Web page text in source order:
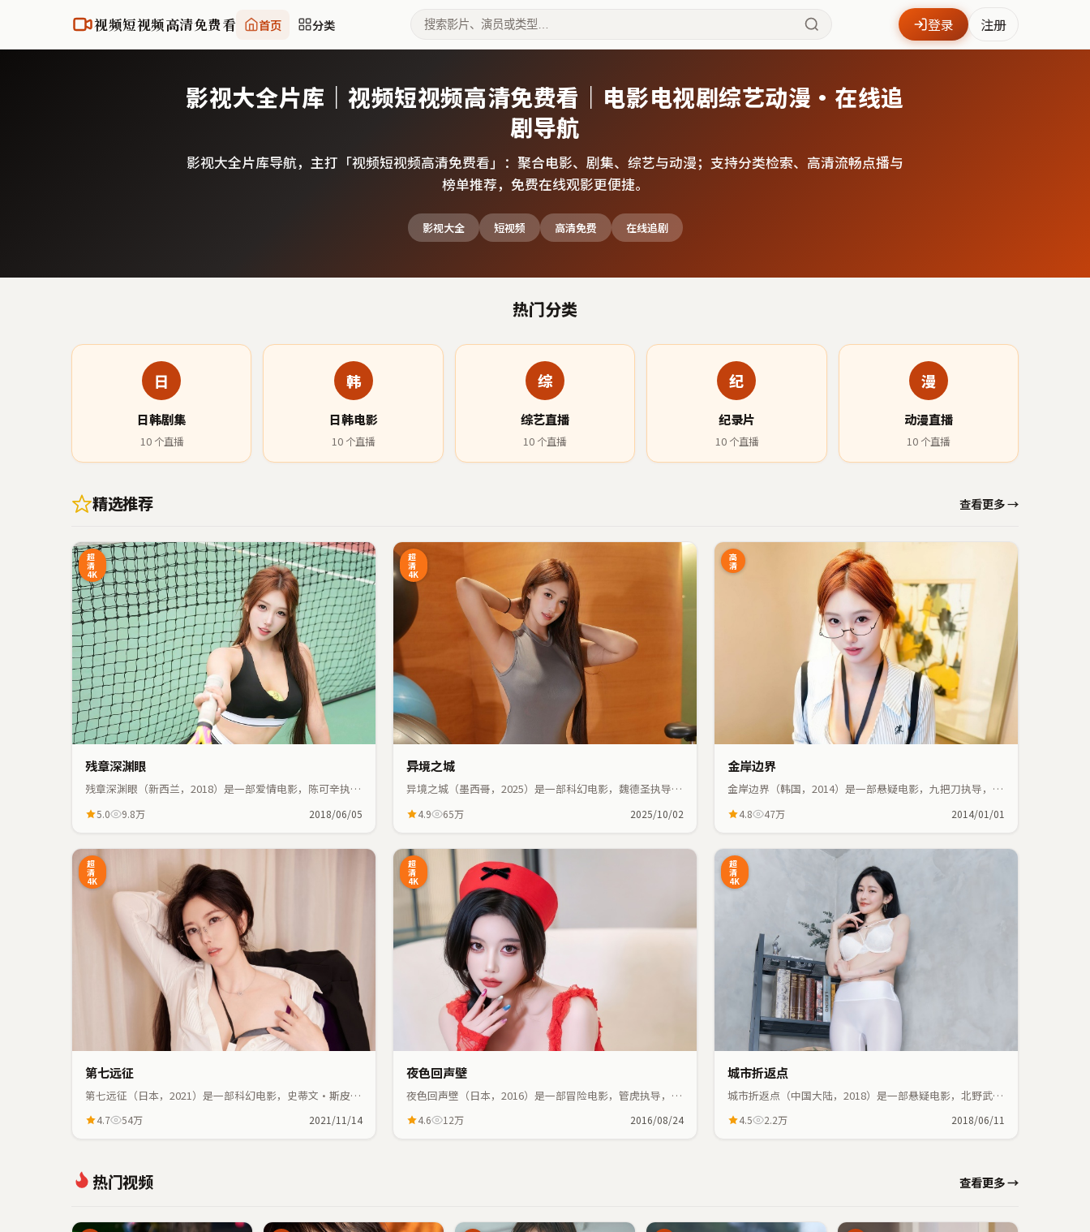
视频短视频高清免费看 首页 分类 登录 注册
影视大全片库｜视频短视频高清免费看｜电影电视剧综艺动漫·在线追
剧导航
影视大全片库导航，主打「视频短视频高清免费看 」：聚合电影、剧集、综艺与动漫；支持分类检索、高清流畅点播与
榜单推荐，免费在线观影更便捷。
影视大全 短视频 高清免费 在线追剧
热门分类
日
日韩剧集
10个直播
韩
日韩电影
10 个直播
综
综艺直播
10 个直播
纪
纪录片
10个直播
漫
动漫直播
10 个直播
精选推荐 查看更多 →
超
清
4K
残章深渊眼
残章深渊眼（新西兰，2018）是一部爱情电影，陈可辛执
节奏紧凑。
5.0 9.8万 2018/06/05
超
清
4K
异境之城
异境之城（墨西哥，2025）是一部科幻电影，魏德圣执导，
交织，节奏紧凑。
4.9 65万 2025/10/02
高
清
金岸边界
金岸边界（韩国，2014）是一部悬疑电影，九把刀执导，周
凑。
4.8 47万 2014/01/01
超
清
4K
第七远征
第七远征（日本，2021）是一部科幻电影，史蒂文·斯皮尔
密交织，节奏紧凑。
4.7 54万 2021/11/14
超
清
4K
夜色回声壁
夜色回声壁（日本，2016）是一部冒险电影，管虎执导，马
凑。
4.6 12万 2016/08/24
超
清
4K
城市折返点
城市折返点（中国大陆，2018）是一部悬疑电影，北野武执
奏紧凑。
4.5 2.2万 2018/06/11
热门视频 查看更多 →
游
侠
点